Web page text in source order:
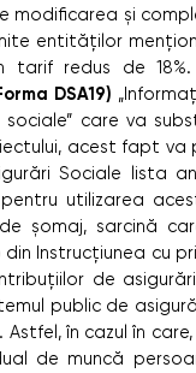
și
entităților
tarif redus de
DSA19)
care va
acest fapt
Sociale lista
utilizarea
șomaj, sarcină
din Instrucțiunea cu
de
public de
în cazul în
de muncă